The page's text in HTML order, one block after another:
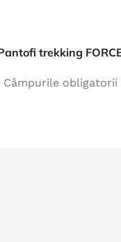
trekking
Câmpurile